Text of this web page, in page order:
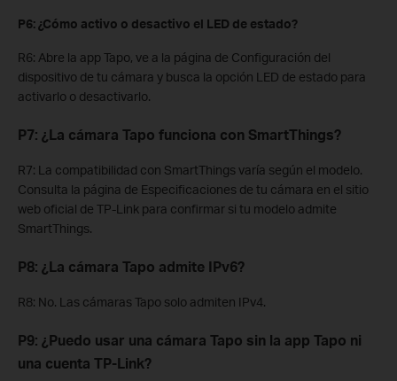
P6: ¿Cómo activo o desactivo el LED de estado?
R6: Abre la app Tapo, ve a la página de Configuración del
dispositivo de tu cámara y busca la opción LED de estado para
activarlo o desactivarlo.
P7: ¿La cámara Tapo funciona con SmartThings?
R7: La compatibilidad con SmartThings varía según el modelo.
Consulta la página de Especificaciones de tu cámara en el sitio
web oficial de TP-Link para confirmar si tu modelo admite
SmartThings.
P8: ¿La cámara Tapo admite IPv6?
R8: No. Las cámaras Tapo solo admiten IPv4.
P9: ¿Puedo usar una cámara Tapo sin la app Tapo ni
una cuenta TP-Link?